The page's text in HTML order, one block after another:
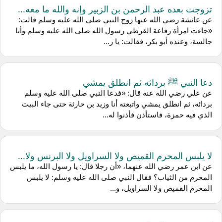
تزوجت بعده عبد الرحمن بن الزبير وإنه والله ما معه...
عن عائشة رضي الله عنها زوج النبي صلى الله عليه وسلم قالت:
«جاءت امرأة رفاعة القرظي رسول الله صلى الله عليه وسلم وأنا
جالسة، وعنده أبو بكر، فقالت: يا ر...
دعا النبي ﷺ بردائه ثم انطلق يمشي
عن علي رضي الله عنه قال: «فدعا النبي صلى الله عليه وسلم
بردائه، ثم انطلق يمشي واتبعته أنا وزيد بن حارثة حتى جاء البيت
الذي فيه حمزة، فاستأذن فأذنوا له...
لا يلبس المحرم القميص ولا السراويل ولا البرنس ولا...
عن ‌ابن عمر رضي الله عنهما، «أن رجلا قال: يا رسول الله، ما يلبس
المحرم من الثياب؟ فقال النبي صلى الله عليه وسلم: لا يلبس
المحرم القميص ولا السراويل، و...